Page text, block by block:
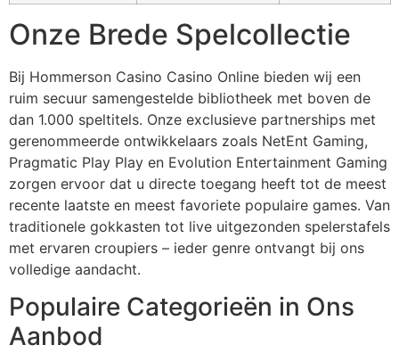
Panel
panel
Oku
panel
panel
panel
Onze Brede Spelcollectie
Bij Hommerson Casino Casino Online bieden wij een
ruim secuur samengestelde bibliotheek met boven de
dan 1.000 speltitels. Onze exclusieve partnerships met
gerenommeerde ontwikkelaars zoals NetEnt Gaming,
Pragmatic Play Play en Evolution Entertainment Gaming
zorgen ervoor dat u directe toegang heeft tot de meest
recente laatste en meest favoriete populaire games. Van
traditionele gokkasten tot live uitgezonden spelerstafels
met ervaren croupiers – ieder genre ontvangt bij ons
volledige aandacht.
Populaire Categorieën in Ons
Aanbod